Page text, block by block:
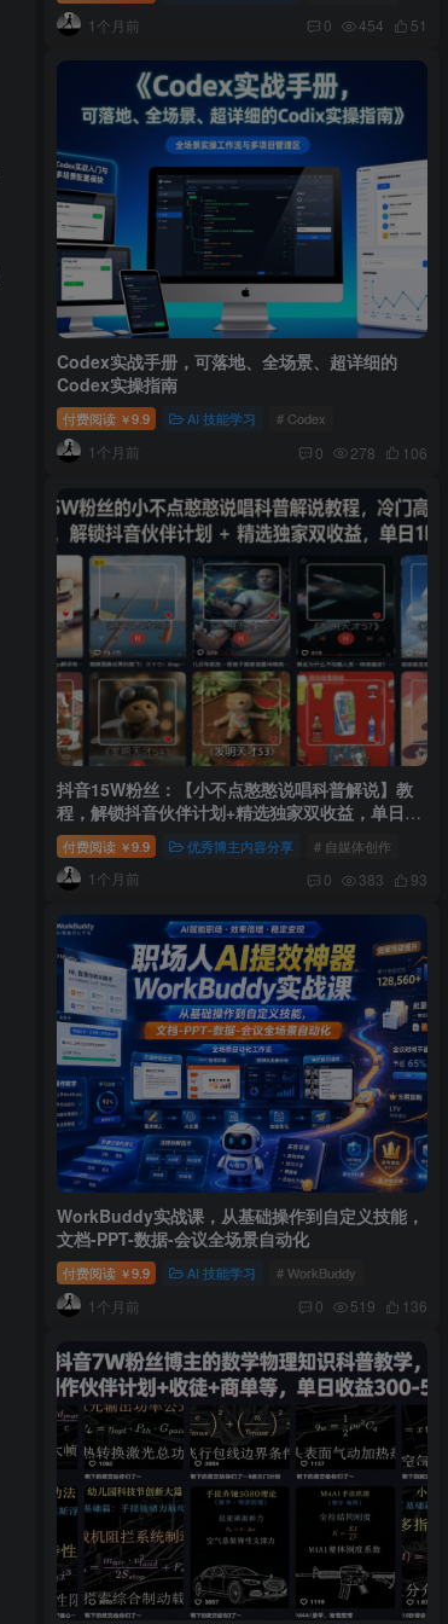
1个月前 0 454 51
Codex实战手册，可落地、全场景、超详细的
Codex实操指南
付费阅读 ￥9.9 AI 技能学习 # Codex
1个月前 0 278 106
抖音15W粉丝：【小不点憨憨说唱科普解说】教
程，解锁抖音伙伴计划+精选独家双收益，单日
1k+
付费阅读 ￥9.9 优秀博主内容分享 # 自媒体创作
1个月前 0 383 93
WorkBuddy实战课，从基础操作到自定义技能，
文档-PPT-数据-会议全场景自动化
付费阅读 ￥9.9 AI 技能学习 # WorkBuddy
1个月前 0 519 136